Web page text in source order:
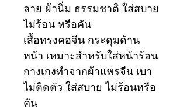
ลาย ผ้านิ่ม ธรรมชาติ ใส่สบาย
ไม่ร้อน หรือคัน
เสื้อทรงคอจีน กระดุมด้าน
หน้า เหมาะสำหรับใส่หน้าร้อน
กางเกงทำจากผ้าแพรจีน เบา
ไม่ติดตัว ใส่สบาย ไม่ร้อนหรือ
คัน